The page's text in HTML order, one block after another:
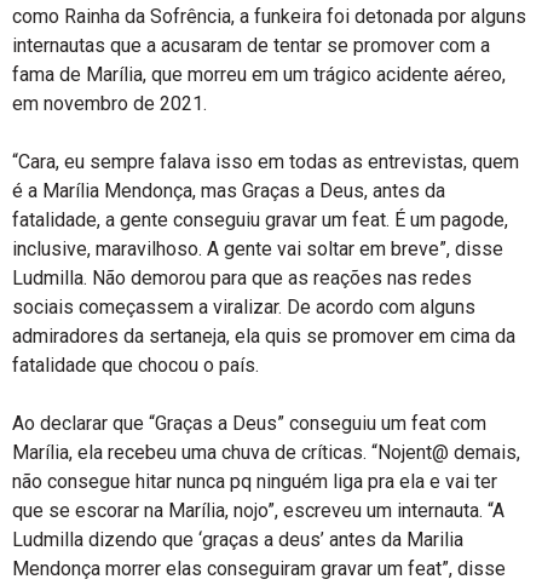
como Rainha da Sofrência, a funkeira foi detonada por alguns
internautas que a acusaram de tentar se promover com a
fama de Marília, que morreu em um trágico acidente aéreo,
em novembro de 2021.
“Cara, eu sempre falava isso em todas as entrevistas, quem
é a Marília Mendonça, mas Graças a Deus, antes da
fatalidade, a gente conseguiu gravar um feat. É um pagode,
inclusive, maravilhoso. A gente vai soltar em breve”, disse
Ludmilla. Não demorou para que as reações nas redes
sociais começassem a viralizar. De acordo com alguns
admiradores da sertaneja, ela quis se promover em cima da
fatalidade que chocou o país.
Ao declarar que “Graças a Deus” conseguiu um feat com
Marília, ela recebeu uma chuva de críticas. “Nojent@ demais,
não consegue hitar nunca pq ninguém liga pra ela e vai ter
que se escorar na Marília, nojo”, escreveu um internauta. “A
Ludmilla dizendo que ‘graças a deus’ antes da Marilia
Mendonça morrer elas conseguiram gravar um feat”, disse